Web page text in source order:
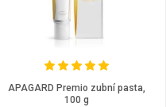
APAGARD Premio zubní pasta,
100 g